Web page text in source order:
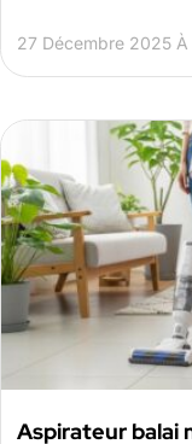
27 Décembre 2025 À
Aspirateur balai